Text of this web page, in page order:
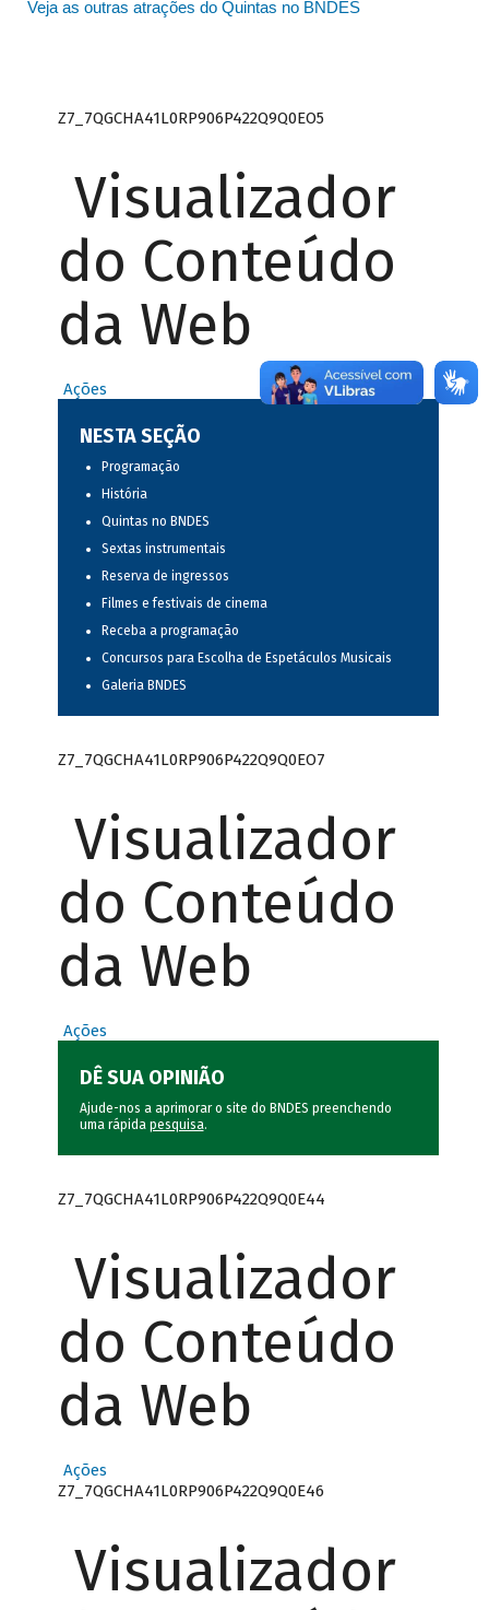
Veja as outras atrações do Quintas no BNDES
Z7_7QGCHA41L0RP906P422Q9Q0EO5
Visualizador
do Conteúdo
da Web
Ações
NESTA SEÇÃO
Programação
História
Quintas no BNDES
Sextas instrumentais
Reserva de ingressos
Filmes e festivais de cinema
Receba a programação
Concursos para Escolha de Espetáculos Musicais
Galeria BNDES
Z7_7QGCHA41L0RP906P422Q9Q0EO7
Visualizador
do Conteúdo
da Web
Ações
DÊ SUA OPINIÃO
Ajude-nos a aprimorar o site do BNDES preenchendo
uma rápida pesquisa.
Z7_7QGCHA41L0RP906P422Q9Q0E44
Visualizador
do Conteúdo
da Web
Ações
Z7_7QGCHA41L0RP906P422Q9Q0E46
Visualizador